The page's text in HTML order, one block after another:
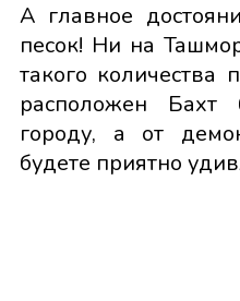
А главное
песок! Ни на
такого количества
расположен
городу, а от
будете приятно